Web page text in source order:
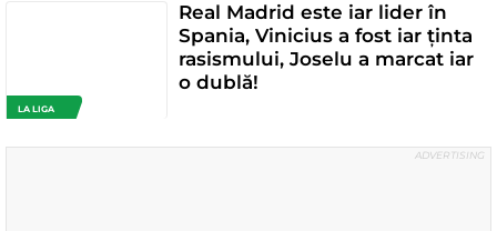
LA LIGA
Real Madrid este iar lider în
Spania, Vinicius a fost iar ținta
rasismului, Joselu a marcat iar
o dublă!